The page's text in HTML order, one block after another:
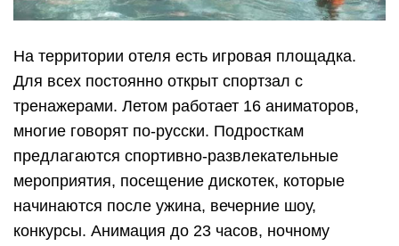
На территории отеля есть игровая площадка.
Для всех постоянно открыт спортзал с
тренажерами. Летом работает 16 аниматоров,
многие говорят по-русски. Подросткам
предлагаются спортивно-развлекательные
мероприятия, посещение дискотек, которые
начинаются после ужина, вечерние шоу,
конкурсы. Анимация до 23 часов, ночному